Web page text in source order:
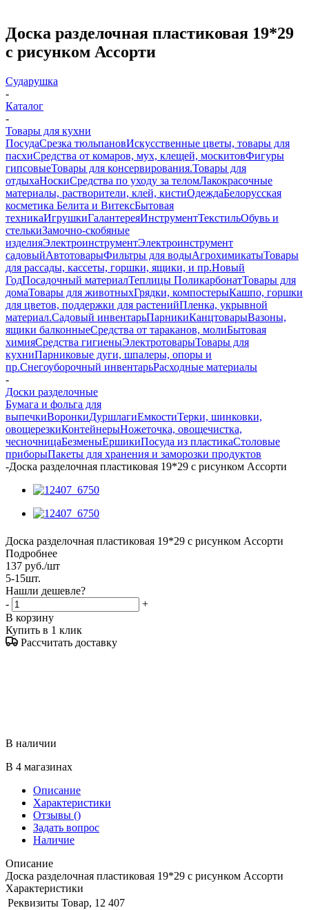
Доска разделочная пластиковая 19*29
с рисунком Ассорти
Сударушка
-
Каталог
-
Товары для кухни
ПосудаСрезка тюльпановИскусственные цветы, товары для
пасхиСредства от комаров, мух, клещей, москитовФигуры
гипсовыеТовары для консервирования.Товары для
отдыхаНоскиСредства по уходу за теломЛакокрасочные
материалы, растворители, клей, кистиОдеждаБелорусская
косметика Белита и ВитексБытовая
техникаИгрушкиГалантереяИнструментТекстильОбувь и
стелькиЗамочно-скобяные
изделияЭлектроинструментЭлектроинструмент
садовыйАвтотоварыФильтры для водыАгрохимикатыТовары
для рассады, кассеты, горшки, ящики, и пр.Новый
ГодПосадочный материалТеплицы ПоликарбонатТовары для
домаТовары для животныхГрядки, компостерыКашпо, горшки
для цветов, поддержки для растенийПленка, укрывной
материал.Садовый инвентарьПарникиКанцтоварыВазоны,
ящики балконныеСредства от тараканов, молиБытовая
химияСредства гигиеныЭлектротоварыТовары для
кухниПарниковые дуги, шпалеры, опоры и
пр.Снегоуборочный инвентарьРасходные материалы
-
Доски разделочные
Бумага и фольга для
выпечкиВоронкиДуршлагиЕмкостиТерки, шинковки,
овощерезкиКонтейнерыНожеточка, овощечистка,
чесночницаБезменыЕршикиПосуда из пластикаСтоловые
приборыПакеты для хранения и заморозки продуктов
-Доска разделочная пластиковая 19*29 с рисунком Ассорти
Доска разделочная пластиковая 19*29 с рисунком Ассорти
Подробнее
137 руб./шт
5-15шт.
Нашли дешевле?
-
+
В корзину
Купить в 1 клик
Рассчитать доставку
В наличии
В 4 магазинах
Описание
Характеристики
Отзывы ()
Задать вопрос
Наличие
Описание
Доска разделочная пластиковая 19*29 с рисунком Ассорти
Характеристики
Реквизиты Товар, 12 407